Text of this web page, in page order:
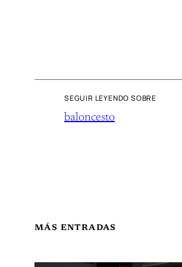
SEGUIR LEYENDO SOBRE
baloncesto
MÁS ENTRADAS